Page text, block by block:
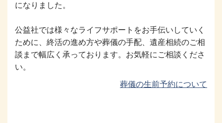
になりました。
公益社では様々なライフサポートをお手伝いしていく
ために、終活の進め方や葬儀の手配、遺産相続のご相
談まで幅広く承っております。お気軽にご相談くださ
い。
葬儀の生前予約について